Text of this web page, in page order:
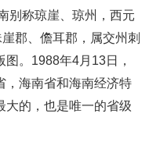
别称琼崖、琼州，西元
郡、儋耳郡，属交州刺
。1988年4月13日，
，海南省和海南经济特
大的，也是唯一的省级